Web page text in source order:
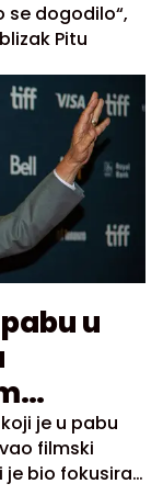
se dogodilo“,
Pitu
u
je u pabu
filmski
je bio fokusiran